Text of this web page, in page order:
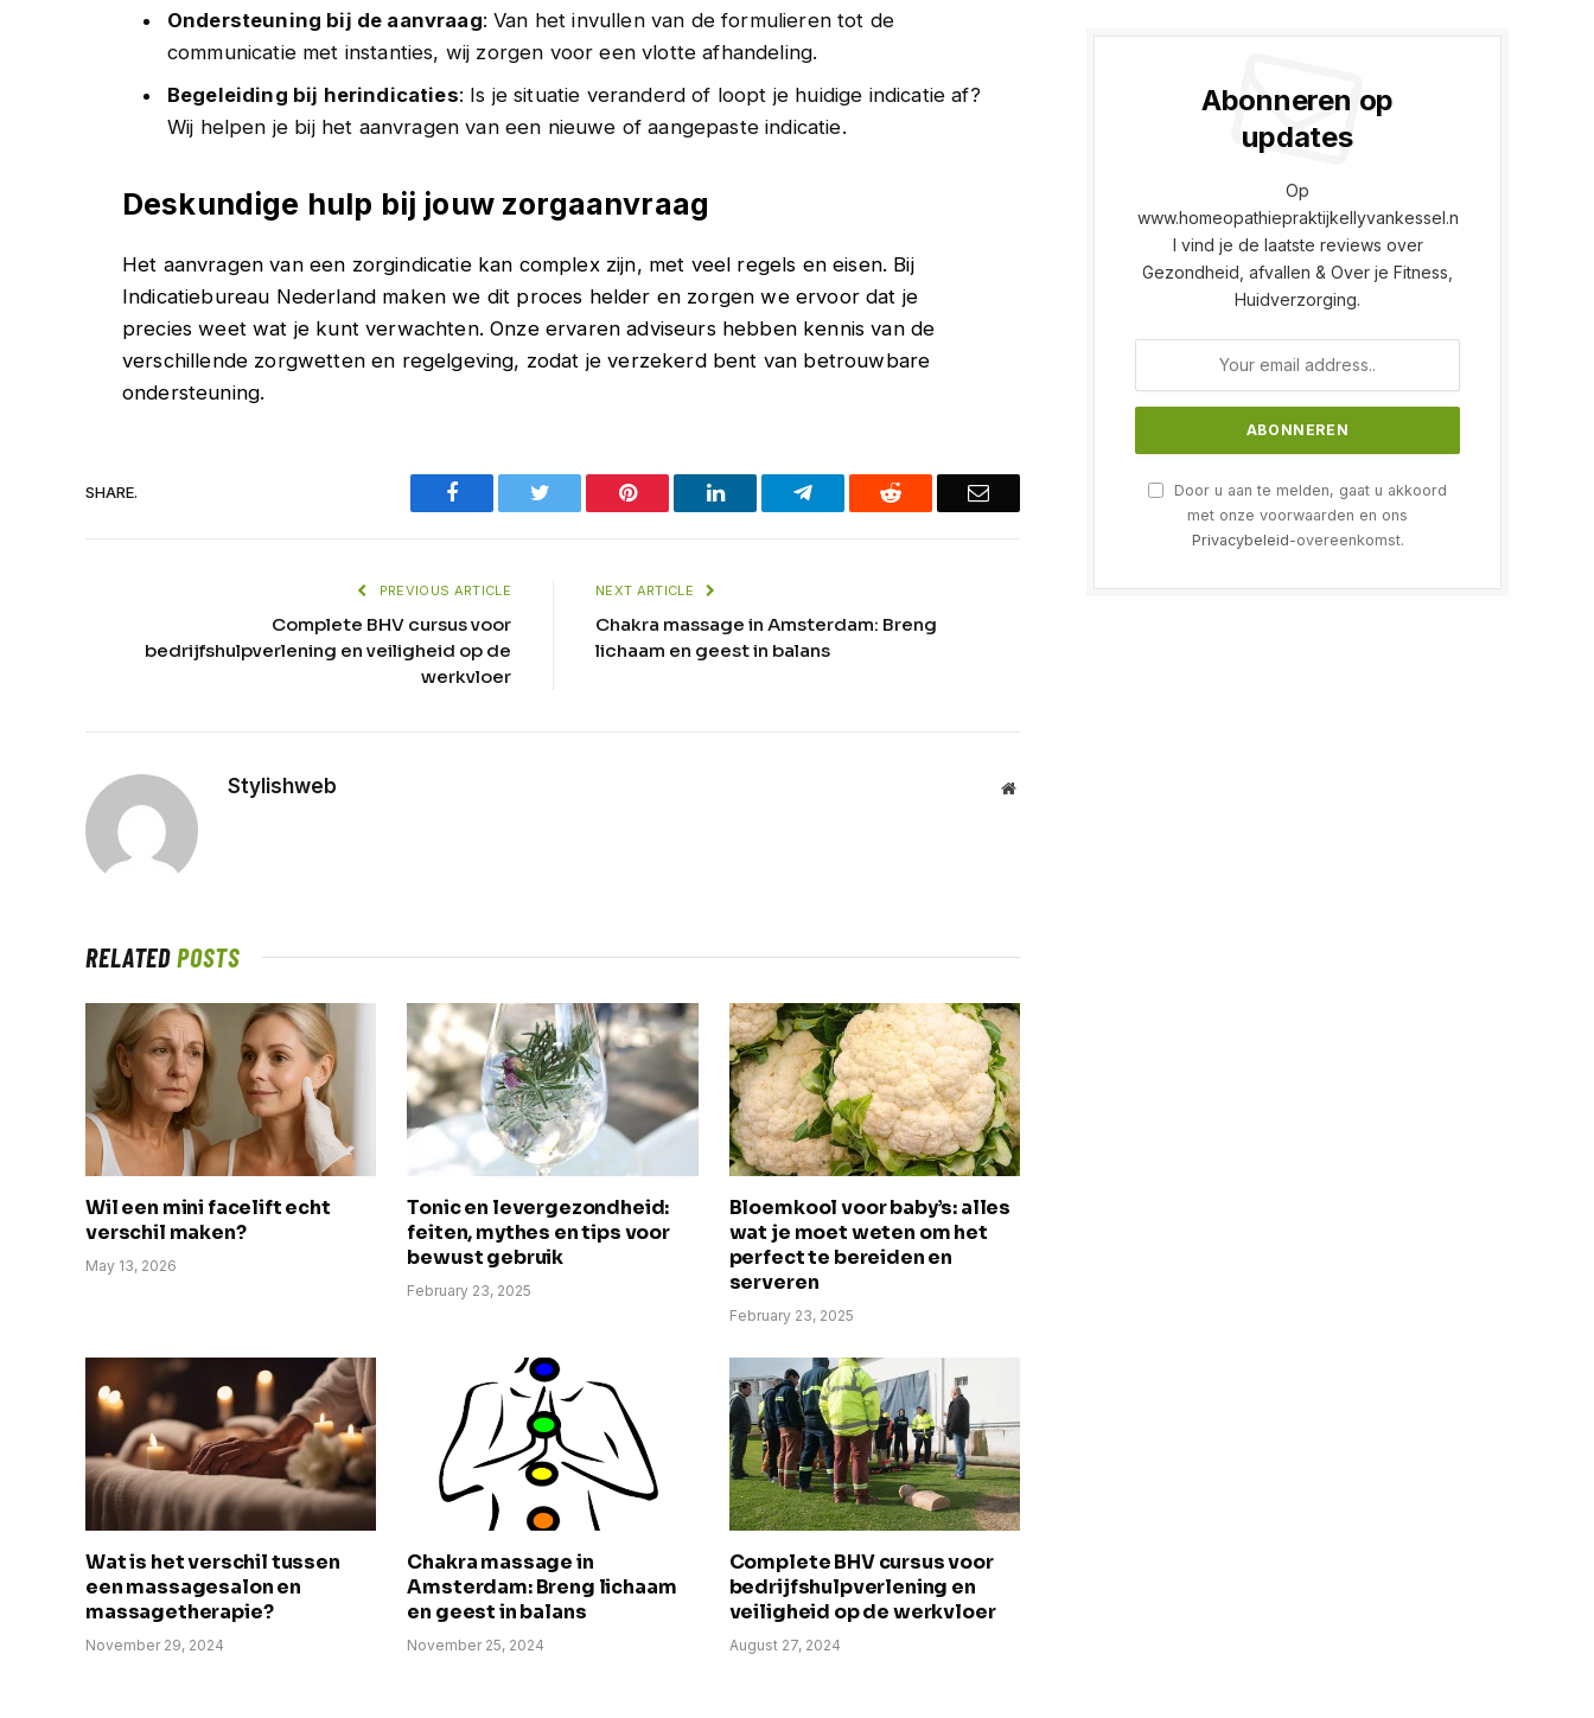
Ondersteuning bij de aanvraag: Van het invullen van de formulieren tot de
communicatie met instanties, wij zorgen voor een vlotte afhandeling.
Begeleiding bij herindicaties: Is je situatie veranderd of loopt je huidige indicatie af?
Wij helpen je bij het aanvragen van een nieuwe of aangepaste indicatie.
Deskundige hulp bij jouw zorgaanvraag
Het aanvragen van een zorgindicatie kan complex zijn, met veel regels en eisen. Bij
Indicatiebureau Nederland maken we dit proces helder en zorgen we ervoor dat je
precies weet wat je kunt verwachten. Onze ervaren adviseurs hebben kennis van de
verschillende zorgwetten en regelgeving, zodat je verzekerd bent van betrouwbare
ondersteuning.
SHARE. Facebook Twitter Pinterest LinkedIn Telegram Reddit Email
PREVIOUS ARTICLE
Complete BHV cursus voor
bedrijfshulpverlening en veiligheid op de
werkvloer
NEXT ARTICLE
Chakra massage in Amsterdam: Breng
lichaam en geest in balans
Stylishweb Website
RELATEDPOSTS
Wil een mini facelift echt
verschil maken?
May 13, 2026
Tonic en levergezondheid:
feiten, mythes en tips voor
bewust gebruik
February 23, 2025
Bloemkool voor baby’s: alles
wat je moet weten om het
perfect te bereiden en
serveren
February 23, 2025
Wat is het verschil tussen
een massagesalon en
massagetherapie?
November 29, 2024
Chakra massage in
Amsterdam: Breng lichaam
en geest in balans
November 25, 2024
Complete BHV cursus voor
bedrijfshulpverlening en
veiligheid op de werkvloer
August 27, 2024
Abonneren op
updates
Op
www.homeopathiepraktijkellyvankessel.n
l vind je de laatste reviews over
Gezondheid, afvallen & Over je Fitness,
Huidverzorging.
Door u aan te melden, gaat u akkoord
met onze voorwaarden en ons
Privacybeleid-overeenkomst.